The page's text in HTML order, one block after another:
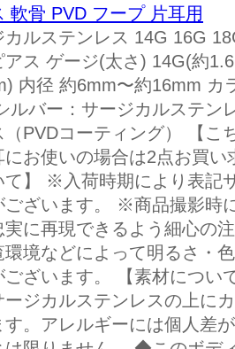
軟骨 PVD フープ 片耳用
カルステンレス 14G 16G
アス ゲージ(太さ) 14G(約
内径 約6mm〜約16mm カ
ルバー：サージカルステン
（PVDコーティング） 【こ
お使いの場合は2点お買い
て】 ※入荷時期により表記
ございます。 ※商品撮影時
実に再現できるよう細心の
環境などによって明るさ・
ございます。 【素材につ
ージカルステンレスの上に
す。アレルギーには個人差